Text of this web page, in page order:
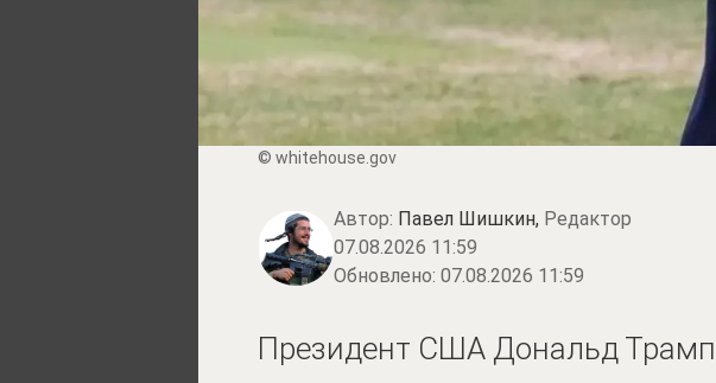
© whitehouse.gov
Автор: Павел Шишкин, Редактор
07.08.2026 11:59
Обновлено: 07.08.2026 11:59
Президент США Дональд Трамп